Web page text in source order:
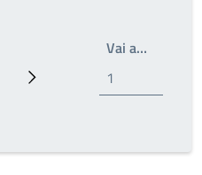
Pagina successiva
Vai a…